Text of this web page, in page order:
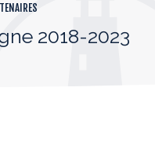
2018-2023